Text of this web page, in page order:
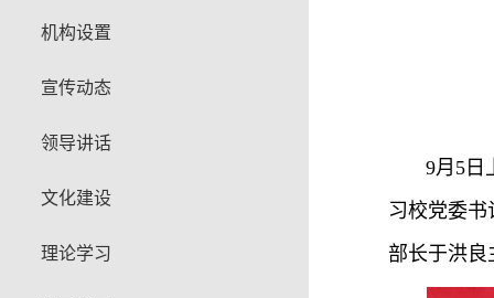
机构设置
宣传动态
领导讲话
文化建设
理论学习
9月5日
习校党委
部长于洪良